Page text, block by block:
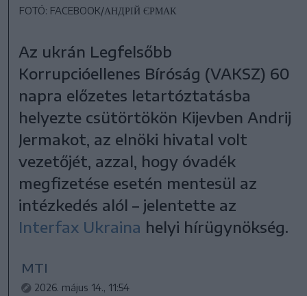
FOTÓ: FACEBOOK/АНДРІЙ ЄРМАК
Az ukrán Legfelsőbb
Korrupcióellenes Bíróság (VAKSZ) 60
napra előzetes letartóztatásba
helyezte csütörtökön Kijevben Andrij
Jermakot, az elnöki hivatal volt
vezetőjét, azzal, hogy óvadék
megfizetése esetén mentesül az
intézkedés alól – jelentette az
Interfax Ukraina helyi hírügynökség.
MTI
2026. május 14., 11:54